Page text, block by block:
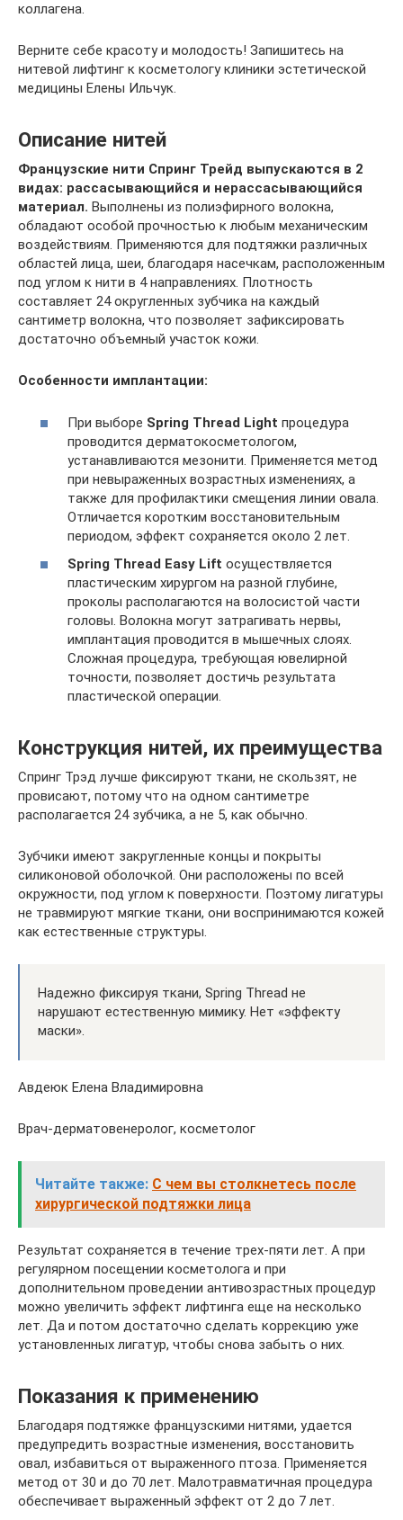
коллагена.
Верните себе красоту и молодость! Запишитесь на
нитевой лифтинг к косметологу клиники эстетической
медицины Елены Ильчук.
Описание нитей
Французские нити Спринг Трейд выпускаются в 2
видах: рассасывающийся и нерассасывающийся
материал. Выполнены из полиэфирного волокна,
обладают особой прочностью к любым механическим
воздействиям. Применяются для подтяжки различных
областей лица, шеи, благодаря насечкам, расположенным
под углом к нити в 4 направлениях. Плотность
составляет 24 округленных зубчика на каждый
сантиметр волокна, что позволяет зафиксировать
достаточно объемный участок кожи.
Особенности имплантации:
При выборе Spring Thread Light процедура
проводится дерматокосметологом,
устанавливаются мезонити. Применяется метод
при невыраженных возрастных изменениях, а
также для профилактики смещения линии овала.
Отличается коротким восстановительным
периодом, эффект сохраняется около 2 лет.
Spring Thread Easy Lift осуществляется
пластическим хирургом на разной глубине,
проколы располагаются на волосистой части
головы. Волокна могут затрагивать нервы,
имплантация проводится в мышечных слоях.
Сложная процедура, требующая ювелирной
точности, позволяет достичь результата
пластической операции.
Конструкция нитей, их преимущества
Спринг Трэд лучше фиксируют ткани, не скользят, не
провисают, потому что на одном сантиметре
располагается 24 зубчика, а не 5, как обычно.
Зубчики имеют закругленные концы и покрыты
силиконовой оболочкой. Они расположены по всей
окружности, под углом к поверхности. Поэтому лигатуры
не травмируют мягкие ткани, они воспринимаются кожей
как естественные структуры.
Надежно фиксируя ткани, Spring Thread не
нарушают естественную мимику. Нет «эффекту
маски».
Авдеюк Елена Владимировна
Врач-дерматовенеролог, косметолог
Читайте также: С чем вы столкнетесь после
хирургической подтяжки лица
Результат сохраняется в течение трех-пяти лет. А при
регулярном посещении косметолога и при
дополнительном проведении антивозрастных процедур
можно увеличить эффект лифтинга еще на несколько
лет. Да и потом достаточно сделать коррекцию уже
установленных лигатур, чтобы снова забыть о них.
Показания к применению
Благодаря подтяжке французскими нитями, удается
предупредить возрастные изменения, восстановить
овал, избавиться от выраженного птоза. Применяется
метод от 30 и до 70 лет. Малотравматичная процедура
обеспечивает выраженный эффект от 2 до 7 лет.